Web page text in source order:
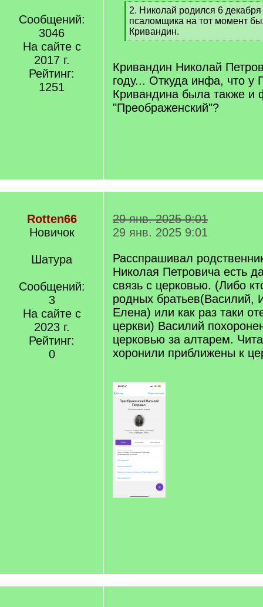
Сообщений:
3046
На сайте с
2017 г.
Рейтинг:
1251
[
q
]
2. Николай родился 6
псаломщика на тот момент
Кривандин.
[
q
]
Кривандин Николай
году... Откуда инфа, что у
Кривандина была также и
"Преображенский"?
Rotten66
Новичок
Шатура
Сообщений:
3
На сайте с
2023 г.
Рейтинг:
0
29 янв. 2025 9:01
29 янв. 2025 9:01
Расспрашивал
Николая Петровича есть
связь с церковью. (Либо
родных братьев(Василий,
Елена) или как раз таки
церкви) Василий
церковью за алтарем.
хоронили приближены к